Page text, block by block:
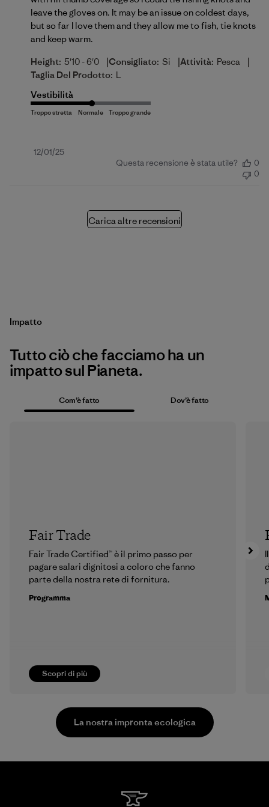
leave the gloves on. It may be an issue on coldest days,
but so far I love them and they allow me to fish, tie knots
and keep warm.
Height: 5'10 - 6'0 |Consigliato: Si |Attività: Pesca |
Taglia Del Prodotto: L
Vestibilità
Data
12/01/25
Questa recensione è stata utile?
0
0
Carica altre recensioni
Impatto
Tutto ciò che facciamo ha un
impatto sul Pianeta.
Com’è fatto Dov’è fatto
Scopri di più
Fair Trade
Fair Trade Certified™ è il primo passo per
pagare salari dignitosi a coloro che fanno
parte della nostra rete di fornitura.
Programma
La nostra impronta ecologica